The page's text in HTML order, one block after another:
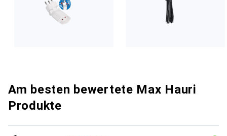
Am besten bewertete Max Hauri
Produkte